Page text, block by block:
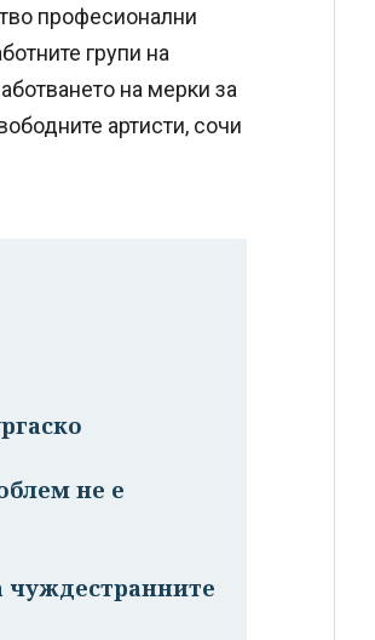
професионални
групи на
на мерки за
артисти, сочи
не е
чуждестранните